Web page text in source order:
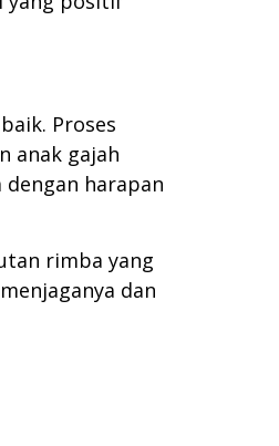
Proses
anak gajah
dengan harapan
rimba yang
dan